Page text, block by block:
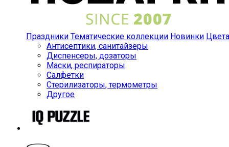
Праздники Тематические коллекции Новинки Цвета
Антисептики, санитайзеры
Диспенсеры, дозаторы
Маски, респираторы
Салфетки
Стерилизаторы, термометры
Другое